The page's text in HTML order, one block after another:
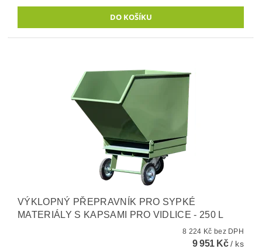
VÝKLOPNÝ PŘEPRAVNÍK PRO SYPKÉ
MATERIÁLY S KAPSAMI PRO VIDLICE - 250 L
8 224 Kč bez DPH
9 951 Kč/ ks